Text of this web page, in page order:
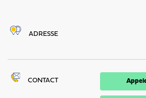
ADRESSE
CONTACT